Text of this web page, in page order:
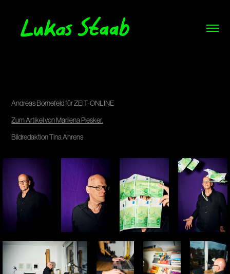
Andreas Bornefeld für ZEIT-ONLINE
Zum Artikel von Marilena Piesker.
Bildredaktion Tina Ahrens